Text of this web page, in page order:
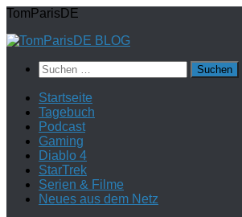
Zum
springen
TomParisDE
Suchen
nach:
Startseite
Tagebuch
Podcast
Gaming
Diablo 4
StarTrek
Serien & Filme
Neues aus dem Netz